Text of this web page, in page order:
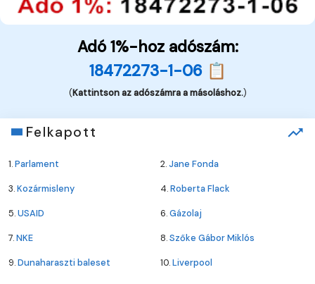
Adó 1%-hoz adószám:
18472273-1-06 📋
(Kattintson az adószámra a másoláshoz.)
Felkapott
1.Parlament 2.Jane Fonda
3.Kozármisleny 4.Roberta Flack
5.USAID 6.Gázolaj
7.NKE 8.Szőke Gábor Miklós
9.Dunaharaszti baleset 10.Liverpool